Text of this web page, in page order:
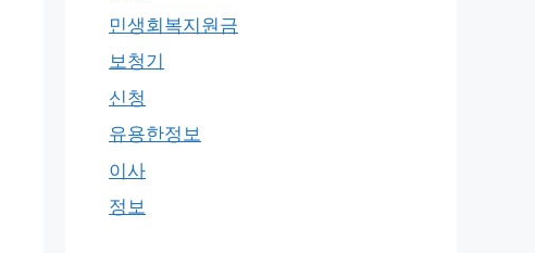
민생회복지원금
보청기
신청
유용한정보
이사
정보